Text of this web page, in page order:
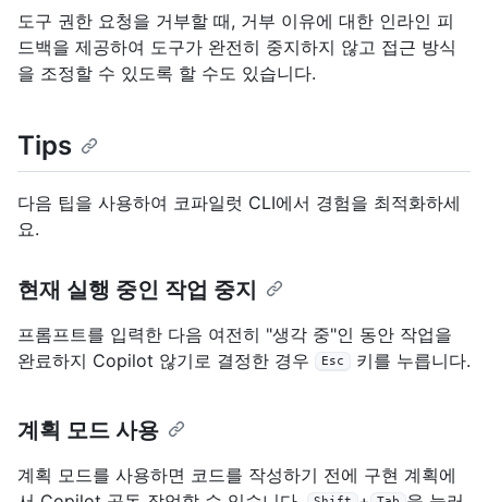
도구 권한 요청을 거부할 때, 거부 이유에 대한 인라인 피
드백을 제공하여 도구가 완전히 중지하지 않고 접근 방식
을 조정할 수 있도록 할 수도 있습니다.
Tips
다음 팁을 사용하여 코파일럿 CLI에서 경험을 최적화하세
요.
현재 실행 중인 작업 중지
프롬프트를 입력한 다음 여전히 "생각 중"인 동안 작업을
완료하지 Copilot 않기로 결정한 경우
Esc 키를 누릅니다.
계획 모드 사용
계획 모드를 사용하면 코드를 작성하기 전에 구현 계획에